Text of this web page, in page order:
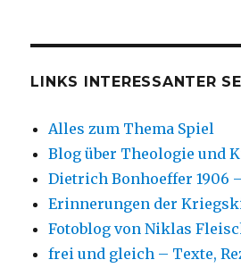
LINKS INTERESSANTER
Alles zum Thema Spiel
Blog über Theologie und
Dietrich Bonhoeffer 1906 –
Erinnerungen der
Fotoblog von Niklas
frei und gleich – Texte,